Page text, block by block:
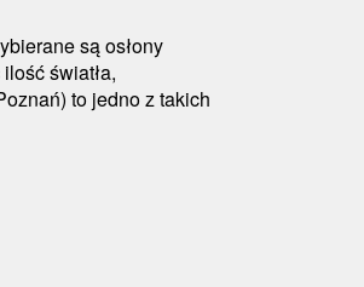
są osłony
światła,
to jedno z takich